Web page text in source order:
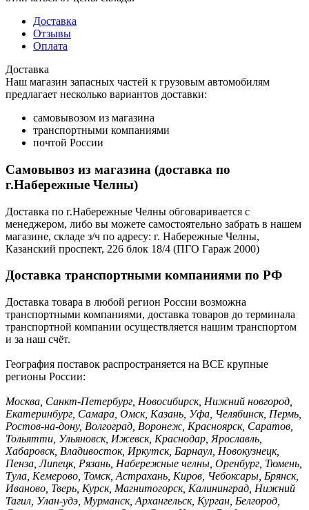
Доставка
Отзывы
Оплата
Доставка
Наш магазин запасных частей к грузовым автомобилям
предлагает несколько вариантов доставки:
самовывозом из магазина
транспортными компаниями
почтой России
Самовывоз из магазина (доставка по
г.Набережные Челны)
Доставка по г.Набережные Челны обговаривается с
менеджером, либо вы можете самостоятельно забрать в нашем
магазине, складе з/ч по адресу: г. Набережные Челны,
Казанский проспект, 226 блок 18/4 (ПГО Гараж 2000)
Доставка транспортными компаниями по РФ
Доставка товара в любой регион России возможна
транспортными компаниями, доставка товаров до терминала
транспортной компании осуществляется нашим транспортом
и за наш счёт.
География поставок распространяется на ВСЕ крупные
регионы России:
Москва, Санкт-Петербург, Новосибирск, Нижний новгород,
Екатеринбург, Самара, Омск, Казань, Уфа, Челябинск, Пермь,
Ростов-на-дону, Волгоград, Воронеж, Красноярск, Саратов,
Тольятти, Ульяновск, Ижевск, Краснодар, Ярославль,
Хабаровск, Владивосток, Иркутск, Барнаул, Новокузнецк,
Пенза, Липецк, Рязань, Набережные челны, Оренбург, Тюмень,
Тула, Кемерово, Томск, Астрахань, Киров, Чебоксары, Брянск,
Иваново, Тверь, Курск, Магнитогорск, Калининград, Нижний
Тагил, Улан-удэ, Мурманск, Архангельск, Курган, Белгород,